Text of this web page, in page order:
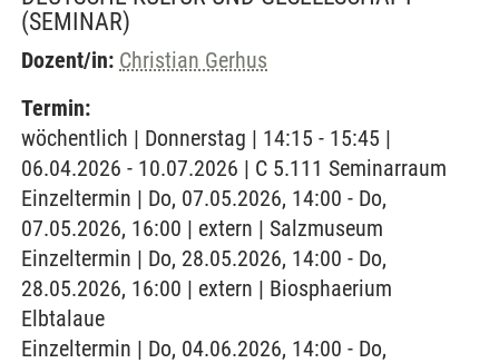
(SEMINAR)
Dozent/in: Christian Gerhus
Termin:
wöchentlich | Donnerstag | 14:15 - 15:45 |
06.04.2026 - 10.07.2026 | C 5.111 Seminarraum
Einzeltermin | Do, 07.05.2026, 14:00 - Do,
07.05.2026, 16:00 | extern | Salzmuseum
Einzeltermin | Do, 28.05.2026, 14:00 - Do,
28.05.2026, 16:00 | extern | Biosphaerium
Elbtalaue
Einzeltermin | Do, 04.06.2026, 14:00 - Do,